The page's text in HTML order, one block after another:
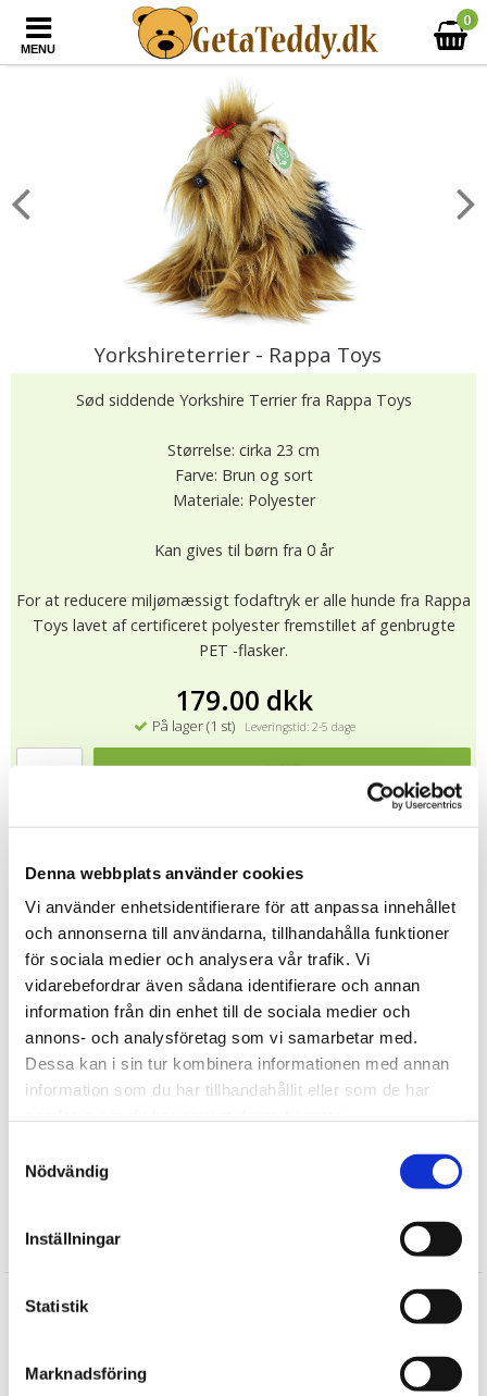
Denna webbplats använder cookies
Vi använder enhetsidentifierare för att anpassa innehållet
och annonserna till användarna, tillhandahålla funktioner
för sociala medier och analysera vår trafik. Vi
vidarebefordrar även sådana identifierare och annan
information från din enhet till de sociala medier och
annons- och analysföretag som vi samarbetar med.
Dessa kan i sin tur kombinera informationen med annan
information som du har tillhandahållit eller som de har
Nödvändig
Inställningar
Statistik
Marknadsföring
MENU
0
Yorkshireterrier - Rappa Toys
Sød siddende Yorkshire Terrier fra Rappa Toys
Størrelse: cirka 23 cm
Farve: Brun og sort
Materiale: Polyester
Kan gives til børn fra 0 år
For at reducere miljømæssigt fodaftryk er alle hunde fra Rappa
Toys lavet af certificeret polyester fremstillet af genbrugte
PET -flasker.
179.00 dkk
På lager (1 st) Leveringstid: 2-5 dage
KØB
Alle bløde venner fra Rappa Toys er CE -mærket og testet og
godkendt i overensstemmelse med EU -krav til blødt legetøj
(EN71).
Det betyder blandt andet, at produkterne ikke indeholder nogen
giftige stoffer, og at alle detaljer, som f.eks øjne, er stramme.
Find mere
Plysdyr
Rappa Toys